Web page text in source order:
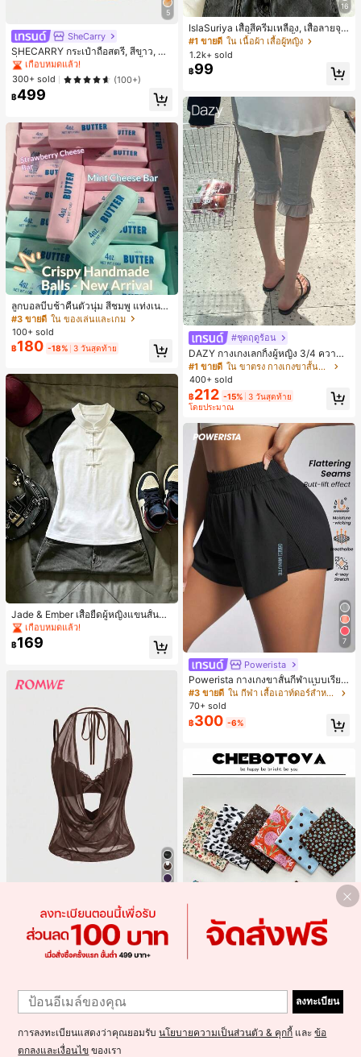
5
SheCarry
SHECARRY กระเป๋าถือสตรี, สีขาว, แฟ
ชั่น, สง่างาม, วันหยุด, งานปาร์ตี้
#1 ขายดี
เกือบหมดแล้ว!
#1 ขายดี
เกือบหมดแล้ว!
#1 ขายดี
เกือบหมดแล้ว!
#1 ขายดี
ใน บรรยากาศฤดูร้อน กระเป๋าหูหิ้วด้านบนผู้หญิง
300+ sold (100+)
฿499
ลูกบอลบีบช้าคืนตัวนุ่ม สีชมพู แท่งเนย
บีบคลายเครียด นุ่มยืดหยุ่น ของเล่นบีบ
4 ออนซ์ ของเล่นเกลือ เหมาะสำหรับขอ
งขวัญวันหยุด ของขวัญสนุกและน่ารัก
ของขวัญวันเกิด ของขวัญอีสเตอร์ ของ
วัญปาร์ตี้ สกวิชชี่ ของเล่นสกวิชชี่ ของเ
ล่นคลายเครียดสกวิชชี่ สกวิชชี่เกี๊ยว ขอ
งเล่นสำหรับผู้ใหญ่ ผู้หญิง สกวิชชี่กรอบ
สกวิชชี่เนยกรอบ บีบ ลูกบอลสลัชชี่
#3 ขายดี ใน ของเล่นและเกม
100+ sold
฿180 -18% 3 วันสุดท้าย
Jade & Ember เสื้อยืดผู้หญิงแขนสั้นสีตั
ดกันแบบแร็กแลน ดีไซน์กระดุมกบ สำห
รับฤดูร้อน
#8 ขายดี ใน ใหม่ เสื้อยืดผู้หญิง
เกือบหมดแล้ว!
#8 ขายดี ใน ใหม่ เสื้อยืดผู้หญิง
เกือบหมดแล้ว!
#8 ขายดี ใน ใหม่ เสื้อยืดผู้หญิง
เกือบหมดแล้ว!
฿169
#ชุดฤดูร้อน
ROMWE เสื้อกล้ามผู้หญิง Y2K เซ็กซี่สไ
ตล์สาวฮอต มินิมอล คอวีลึก คอคาวบอ
ย ย้อนยุค เปิดหลัง สายคล้องคอ (รวมชั้
นในลูกไม้)
237 -18%
16
IslaSuriya เสื้อสีครีมเหลือง, เสื้อลายจุ
ด, ชุดผู้หญิง, เสื้อผู้หญิง, เสื้อกล้ามลำลอ
ง, กำลังเป็นที่นิยม, เสื้อแฟชั่น, เสื้อ Y2k,
เสื้อผ้า Y2k, เสื้อหรูหรา, เสื้อคล้องคอ, เ
สื้อเซ็กซี่, เสื้อเปิดหลัง,
#1 ขายดี ใน เนื้อผ้า เสื้อผู้หญิง
1.2k+ sold
฿99
#ชุดฤดูร้อน
DAZY กางเกงเลกกิ้งผู้หญิง 3/4 ความย
าวขา ทรงเข้ารูป แต่งลูกไม้แบบปะติด
ลำลอง สำหรับวันหยุดฤดูร้อน
#1 ขายดี
ใน ขาตรง กางเกงขาสั้นผู้หญิง
400+ sold
฿212 -15% 3 วันสุดท้าย
โดยประมาณ
7
Powerista
Powerista กางเกงขาสั้นกีฬาแบบเรียบ
ง่าย สไตล์วันทุกวัน กางเกงขาสั้นสบาย
พร้อมเสวตเตอร์
#3 ขายดี
ใน กีฬา เสื้อเอาท์ดอร์สำหรับผู้หญิง&กางเกงกลางแจ้ง
70+ sold
฿300 -6%
1 ชิ้น ผ้าพันคอสี่เหลี่ยมสำหรับผู้หญิง, วั
สดุผ้าลินิน, ลายพิมพ์ดอกไม้สด, ตกแต่ง
สไตล์วินเทจ, สามารถใช้เป็นผ้าพันศีรษ
บเดินทาง, ปาร์ตี้
ใน หลากสี ที่คาดผม
เกือบหมดแล้ว!
ใน หลากสี ที่คาดผม
เกือบหมดแล้ว!
#1 ขายดี ใน หลากสี ที่คาดผม
1k+ sold (100+)
฿50 -15%
1
ลงทะเบียน
การลงทะเบียนแสดงว่าคุณยอมรับนโยบายความเป็นส่วนตัว & คุกกี้ และข้อ
ตกลงและเงื่อนไข ของเรา